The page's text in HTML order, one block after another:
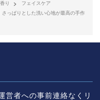
り
フェイスケア
っぱりとした洗い心地が最高の手作
営者への事前連絡なくリ